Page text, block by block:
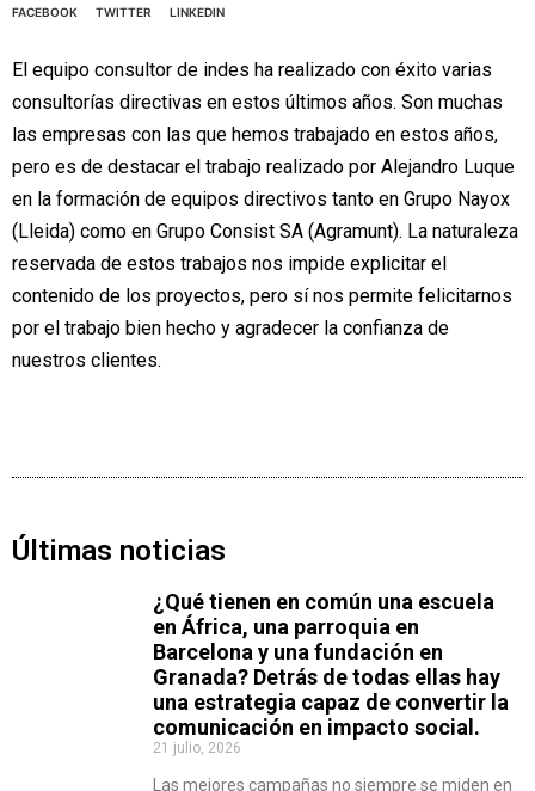
FACEBOOK TWITTER LINKEDIN
El equipo consultor de indes ha realizado con éxito varias
consultorías directivas en estos últimos años. Son muchas
las empresas con las que hemos trabajado en estos años,
pero es de destacar el trabajo realizado por Alejandro Luque
en la formación de equipos directivos tanto en Grupo Nayox
(Lleida) como en Grupo Consist SA (Agramunt). La naturaleza
reservada de estos trabajos nos impide explicitar el
contenido de los proyectos, pero sí nos permite felicitarnos
por el trabajo bien hecho y agradecer la confianza de
nuestros clientes.
Últimas noticias
¿Qué tienen en común una escuela
en África, una parroquia en
Barcelona y una fundación en
Granada? Detrás de todas ellas hay
una estrategia capaz de convertir la
comunicación en impacto social.
21 julio, 2026
Las mejores campañas no siempre se miden en